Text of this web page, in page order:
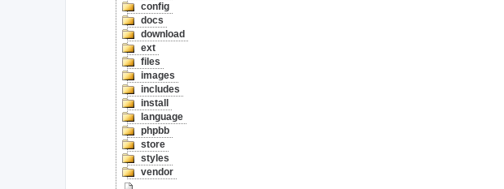
config
docs
download
ext
files
images
includes
install
language
phpbb
store
styles
vendor